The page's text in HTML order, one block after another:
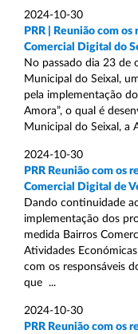
2024-10-30
PRR | Reunião com
Comercial Digital do
No passado dia 23 de
Municipal do Seixal,
pela implementação
Amora”, o qual é
Municipal do Seixal, a
2024-10-30
PRR Reunião com os
Comercial Digital de
Dando continuidade
implementação dos
medida Bairros
Atividades
com os responsáveis
que ...
2024-10-30
PRR Reunião com os